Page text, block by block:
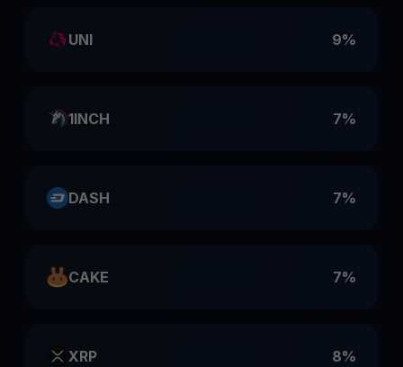
UNI 9%
1INCH 7%
DASH 7%
CAKE 7%
XRP 8%